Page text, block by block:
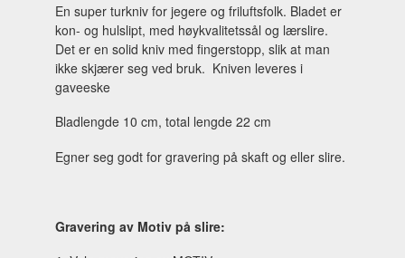
En super turkniv for jegere og friluftsfolk. Bladet er
kon- og hulslipt, med høykvalitetssål og lærslire.
Det er en solid kniv med fingerstopp, slik at man
ikke skjærer seg ved bruk. Kniven leveres i
gaveeske
Bladlengde 10 cm, total lengde 22 cm
Egner seg godt for gravering på skaft og eller slire.
Gravering av Motiv på slire: